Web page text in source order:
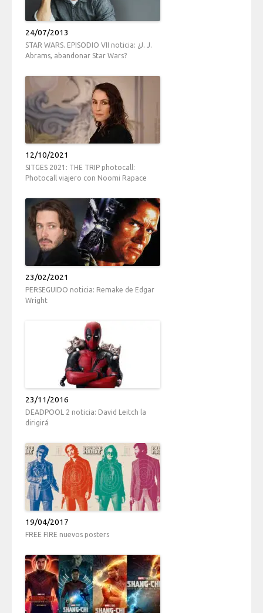
24/07/2013
STAR WARS. EPISODIO VII noticia: ¿J. J.
Abrams, abandonar Star Wars?
12/10/2021
SITGES 2021: THE TRIP photocall:
Photocall viajero con Noomi Rapace
23/02/2021
PERSEGUIDO noticia: Remake de Edgar
Wright
23/11/2016
DEADPOOL 2 noticia: David Leitch la
dirigirá
19/04/2017
FREE FIRE nuevos posters